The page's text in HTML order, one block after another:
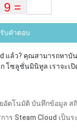
รับคำตอบ
ล้ว? คุณสามารถหาบัน
โซลูชั่นมินิทูล เราจะเ
อัตโนมัติ บันทึกข้อมูล
าร Steam Cloud เป็น